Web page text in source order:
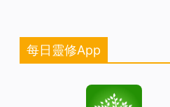
每日靈修App